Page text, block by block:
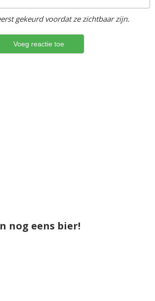
gekeurd voordat ze zichtbaar zijn.
nog eens bier!